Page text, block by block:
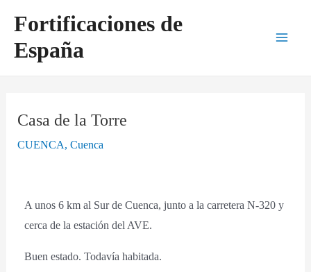
contenido
Fortificaciones de
España
Casa de la Torre
CUENCA,Cuenca
A unos 6 km al Sur de Cuenca, junto a la carretera N-320 y
cerca de la estación del AVE.
Buen estado. Todavía habitada.
de
entradas